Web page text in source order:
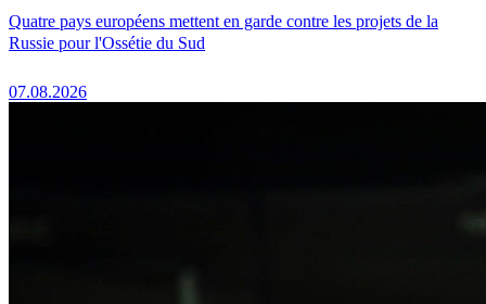
Quatre pays européens mettent en garde contre les projets de la
Russie pour l'Ossétie du Sud
07.08.2026